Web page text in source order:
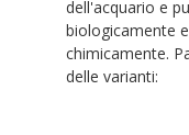
dell'acquario e
biologicamente
chimicamente.
delle varianti: